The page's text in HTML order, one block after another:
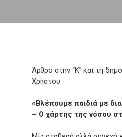
Άρθρο στην “Κ” και τη
Χρήστου
«Βλέπουμε παιδιά με
– Ο χάρτης της νόσου